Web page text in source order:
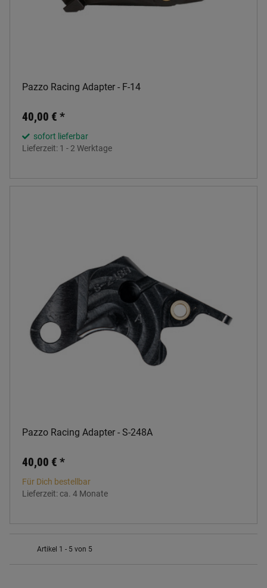
Pazzo Racing Adapter - F-14
40,00 € *
sofort lieferbar
Lieferzeit: 1 - 2 Werktage
Pazzo Racing Adapter - S-248A
40,00 € *
Für Dich bestellbar
Lieferzeit:ca. 4 Monate
Artikel 1 - 5 von 5